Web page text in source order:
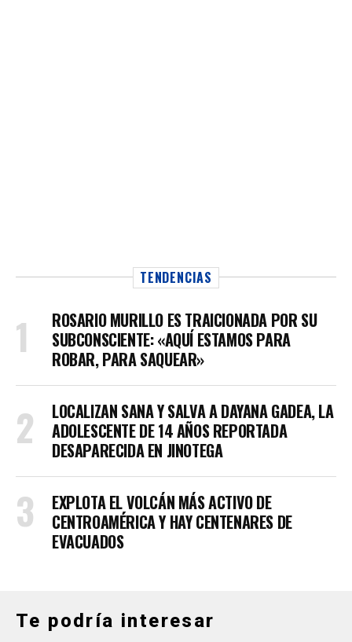
TENDENCIAS
ROSARIO MURILLO ES TRAICIONADA POR SU
SUBCONSCIENTE: «AQUÍ ESTAMOS PARA
ROBAR, PARA SAQUEAR»
LOCALIZAN SANA Y SALVA A DAYANA GADEA, LA
ADOLESCENTE DE 14 AÑOS REPORTADA
DESAPARECIDA EN JINOTEGA
EXPLOTA EL VOLCÁN MÁS ACTIVO DE
CENTROAMÉRICA Y HAY CENTENARES DE
EVACUADOS
Te podría interesar